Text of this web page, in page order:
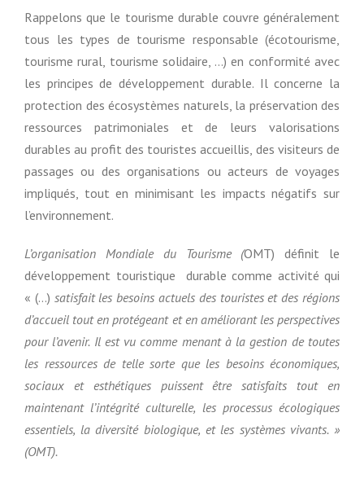
Rappelons que le tourisme durable couvre généralement
tous les types de tourisme responsable (écotourisme,
tourisme rural, tourisme solidaire, …) en conformité avec
les principes de développement durable. Il concerne la
protection des écosystèmes naturels, la préservation des
ressources patrimoniales et de leurs valorisations
durables au profit des touristes accueillis, des visiteurs de
passages ou des organisations ou acteurs de voyages
impliqués, tout en minimisant les impacts négatifs sur
l’environnement.
L’organisation Mondiale du Tourisme (OMT) définit le
développement touristique durable comme activité qui
« (…) satisfait les besoins actuels des touristes et des régions
d’accueil tout en protégeant et en améliorant les perspectives
pour l’avenir. Il est vu comme menant à la gestion de toutes
les ressources de telle sorte que les besoins économiques,
sociaux et esthétiques puissent être satisfaits tout en
maintenant l’intégrité culturelle, les processus écologiques
essentiels, la diversité biologique, et les systèmes vivants. »
(OMT).